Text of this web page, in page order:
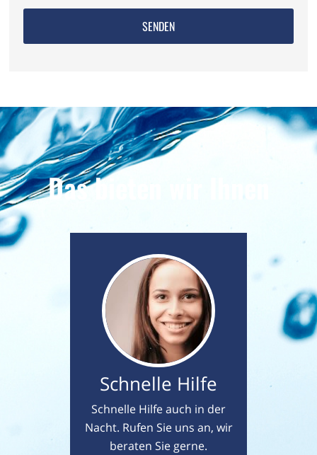
Das bieten wir Ihnen
Schnelle Hilfe
Schnelle Hilfe auch in der
Nacht. Rufen Sie uns an, wir
beraten Sie gerne.